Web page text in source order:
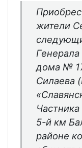
жители
дома №
Силаева
5-й км
районе